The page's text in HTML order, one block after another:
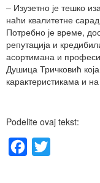
– Изузетно је тешко
наћи квалитетне
Потребно је време,
репутација и
асортимана и
Душица Тричковић
карактеристикама и
Podelite ovaj tekst:
Facebook